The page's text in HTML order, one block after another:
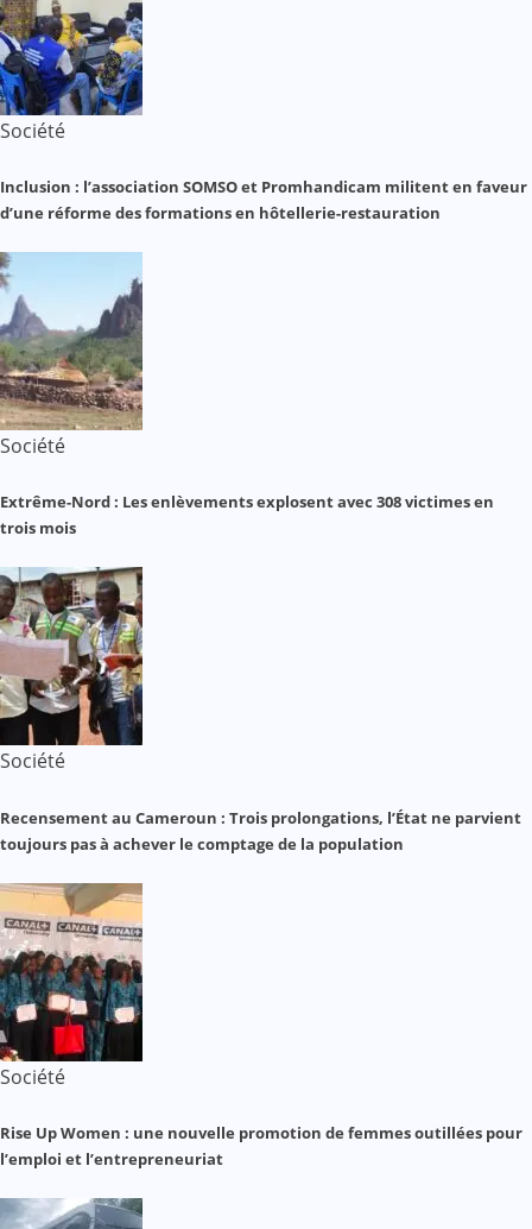
Société
Inclusion : l’association SOMSO et Promhandicam militent en faveur
d’une réforme des formations en hôtellerie-restauration
Société
Extrême-Nord : Les enlèvements explosent avec 308 victimes en
trois mois
Société
Recensement au Cameroun : Trois prolongations, l’État ne parvient
toujours pas à achever le comptage de la population
Société
Rise Up Women : une nouvelle promotion de femmes outillées pour
l’emploi et l’entrepreneuriat